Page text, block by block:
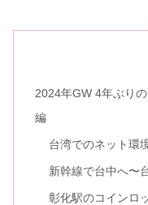
2024年GW 4年ぶり
編
台湾でのネット環
新幹線で台中へ〜
彰化駅のコインロ